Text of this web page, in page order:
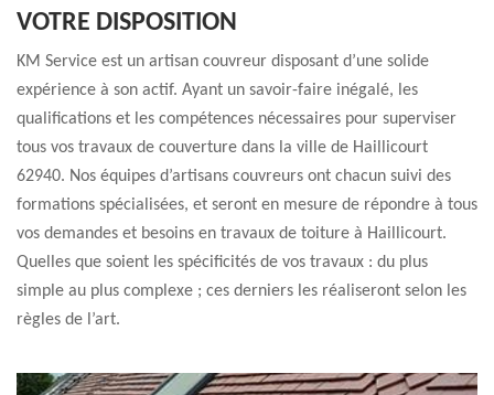
VOTRE DISPOSITION
KM Service est un artisan couvreur disposant d’une solide
expérience à son actif. Ayant un savoir-faire inégalé, les
qualifications et les compétences nécessaires pour superviser
tous vos travaux de couverture dans la ville de Haillicourt
62940. Nos équipes d’artisans couvreurs ont chacun suivi des
formations spécialisées, et seront en mesure de répondre à tous
vos demandes et besoins en travaux de toiture à Haillicourt.
Quelles que soient les spécificités de vos travaux : du plus
simple au plus complexe ; ces derniers les réaliseront selon les
règles de l’art.